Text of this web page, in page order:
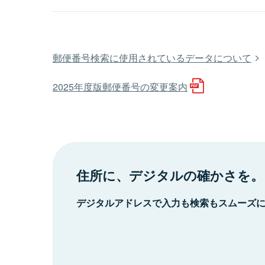
郵便番号検索に使用されているデータについて
2025年度版郵便番号の変更案内
住所に、デジタルの確かさを。
デジタルアドレスで入力も検索もスムーズ